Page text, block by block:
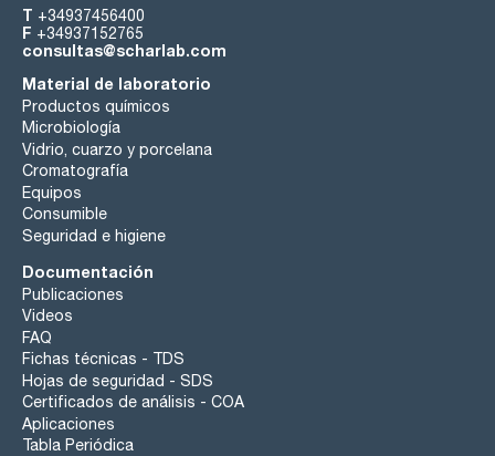
T +34937456400
F +34937152765
consultas@scharlab.com
Material de laboratorio
Productos químicos
Microbiología
Vidrio, cuarzo y porcelana
Cromatografía
Equipos
Consumible
Seguridad e higiene
Documentación
Publicaciones
Videos
FAQ
Fichas técnicas - TDS
Hojas de seguridad - SDS
Certificados de análisis - COA
Aplicaciones
Tabla Periódica